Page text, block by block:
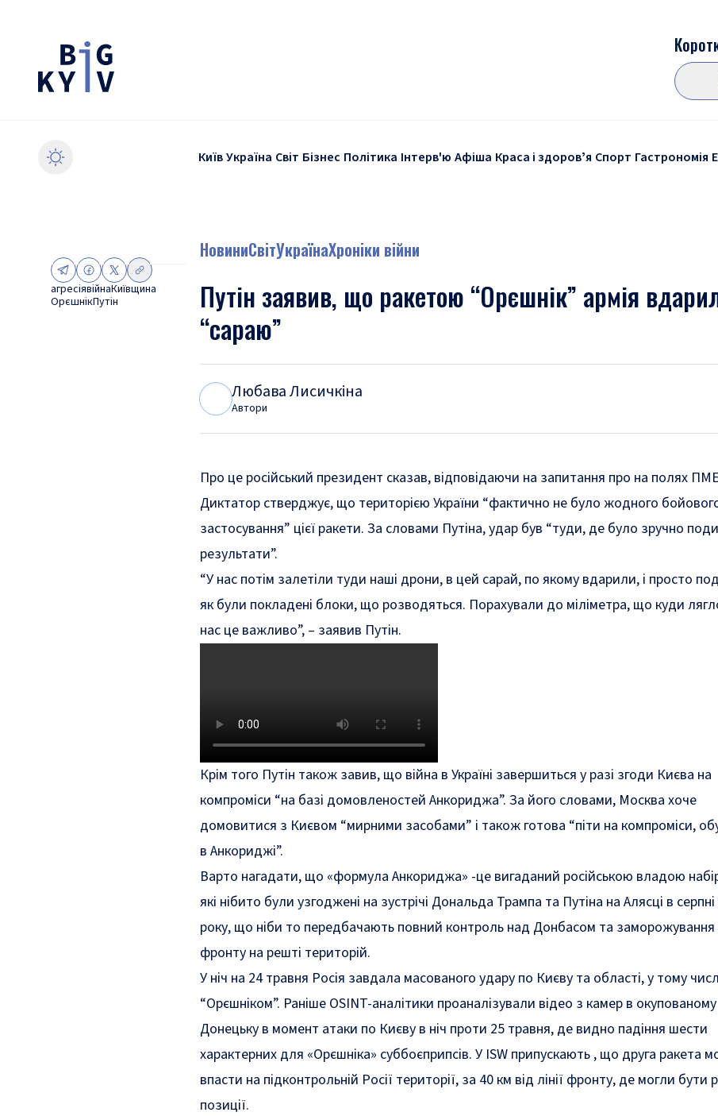
КиївУкраїна Світ Бізнес Політика Інтерв'ю Афіша Краса і здоровʼя Спорт Гастрономія
агресіявійнаКиївщина
ОрєшнікПутін
НовиниСвітУкраїнаХроніки війни
Путін заявив, що ракетою “Орєшнік” армія
“сараю”
Любава Лисичкіна
Автори
Про це російський президент сказав, відповідаючи на запитання про на полях
Диктатор стверджує, що територією України “фактично не було жодного
застосування” цієї ракети. За словами Путіна, удар був “туди, де було зручно
результати”.
“У нас потім залетіли туди наші дрони, в цей сарай, по якому вдарили, і просто
як були покладені блоки, що розводяться. Порахували до міліметра, що куди
нас це важливо”, – заявив Путін.
Крім того Путін також завив, що війна в Україні завершиться у разі згоди Києва на
компроміси “на базі домовленостей Анкориджа”. За його словами, Москва хоче
домовитися з Києвом “мирними засобами” і також готова “піти на компроміси,
в Анкориджі”.
Варто нагадати, що «формула Анкориджа» -це вигаданий російською владою
які нібито були узгоджені на зустрічі Дональда Трампа та Путіна на Алясці в
року, що ніби то передбачають повний контроль над Донбасом та заморожування
фронту на решті територій.
У ніч на 24 травня Росія завдала масованого удару по Києву та області, у тому
“Орєшніком”. Раніше OSINT-аналітики проаналізували відео з камер в окупованому
Донецьку в момент атаки по Києву в ніч проти 25 травня, де видно падіння шести
характерних для «Орєшніка» суббоєприпсів. У ISW припускають , що друга ракета
впасти на підконтрольній Росії території, за 40 км від лінії фронту, де могли бути
позиції.